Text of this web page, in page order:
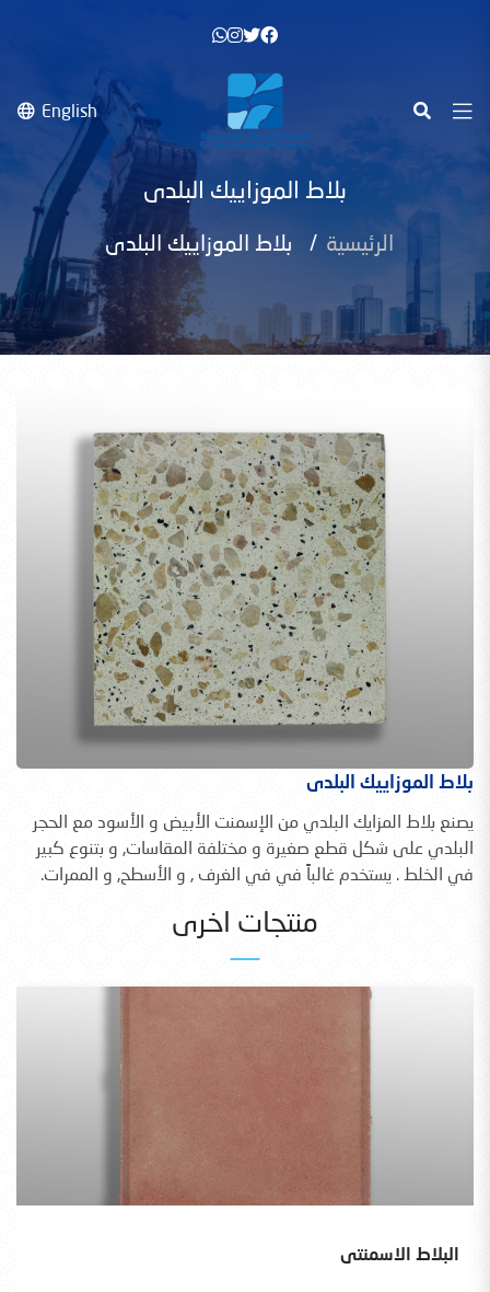
English
بلاط الموزاييك البلدى
الرئيسية بلاط الموزاييك البلدى
بلاط الموزاييك البلدى
يصنع بلاط المزايك البلدي من الإسمنت الأبيض و الأسود مع الحجر
البلدي على شكل قطع صغيرة و مختلفة المقاسات, و بتنوع كبير
في الخلط . يستخدم غالباً في في الغرف , و الأسطح, و الممرات.
منتجات اخرى
البلاط الاسمنتى